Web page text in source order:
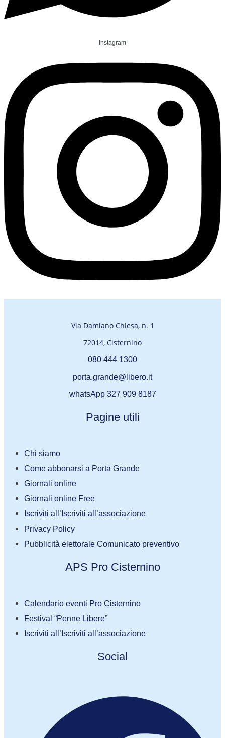
Instagram
Via Damiano Chiesa, n. 1
72014, Cisternino
080 444 1300
porta.grande@libero.it
whatsApp 327 909 8187
Pagine utili
Chi siamo
Come abbonarsi a Porta Grande
Giornali online
Giornali online Free
Iscriviti all’Iscriviti all’associazione
Privacy Policy
Pubblicità elettorale Comunicato preventivo
APS Pro Cisternino
Calendario eventi Pro Cisternino
Festival “Penne Libere”
Iscriviti all’Iscriviti all’associazione
Social